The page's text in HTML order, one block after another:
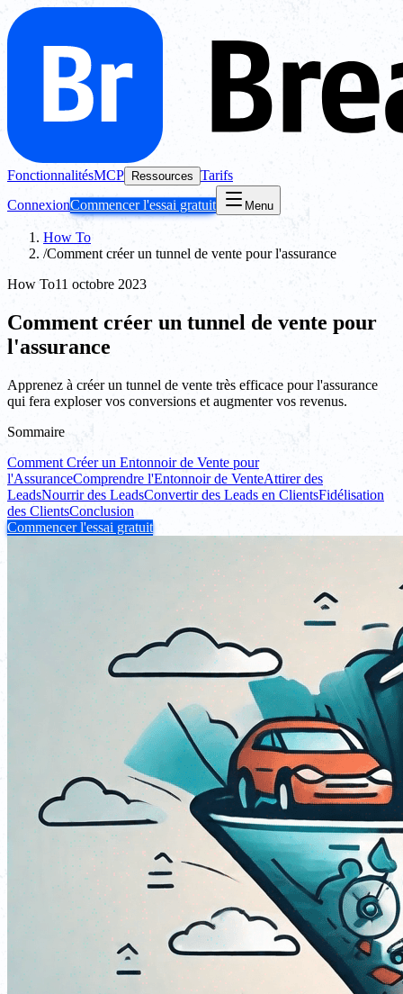
FonctionnalitésMCP Ressources Tarifs
ConnexionCommencer l'essai gratuit Menu
How To
/Comment créer un tunnel de vente pour l'assurance
How To11 octobre 2023
Comment créer un tunnel de vente pour
l'assurance
Apprenez à créer un tunnel de vente très efficace pour l'assurance
qui fera exploser vos conversions et augmenter vos revenus.
Sommaire
Comment Créer un Entonnoir de Vente pour
l'AssuranceComprendre l'Entonnoir de VenteAttirer des
LeadsNourrir des LeadsConvertir des Leads en ClientsFidélisation
des ClientsConclusion
Commencer l'essai gratuit